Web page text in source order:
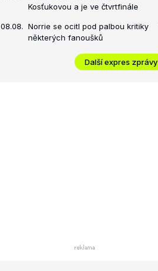
Kosťukovou a je ve čtvrtfinále
08.08. Norrie se ocitl pod palbou kritiky
některých fanoušků
Další expres zprávy